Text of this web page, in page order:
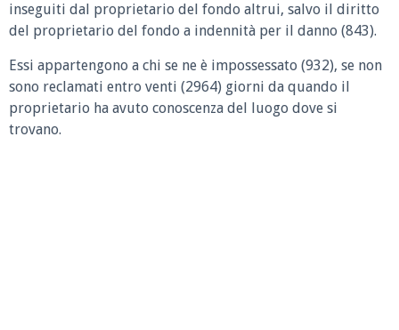
inseguiti dal proprietario del fondo altrui, salvo il diritto
del proprietario del fondo a indennità per il danno (843).
Essi appartengono a chi se ne è impossessato (932), se non
sono reclamati entro venti (2964) giorni da quando il
proprietario ha avuto conoscenza del luogo dove si
trovano.